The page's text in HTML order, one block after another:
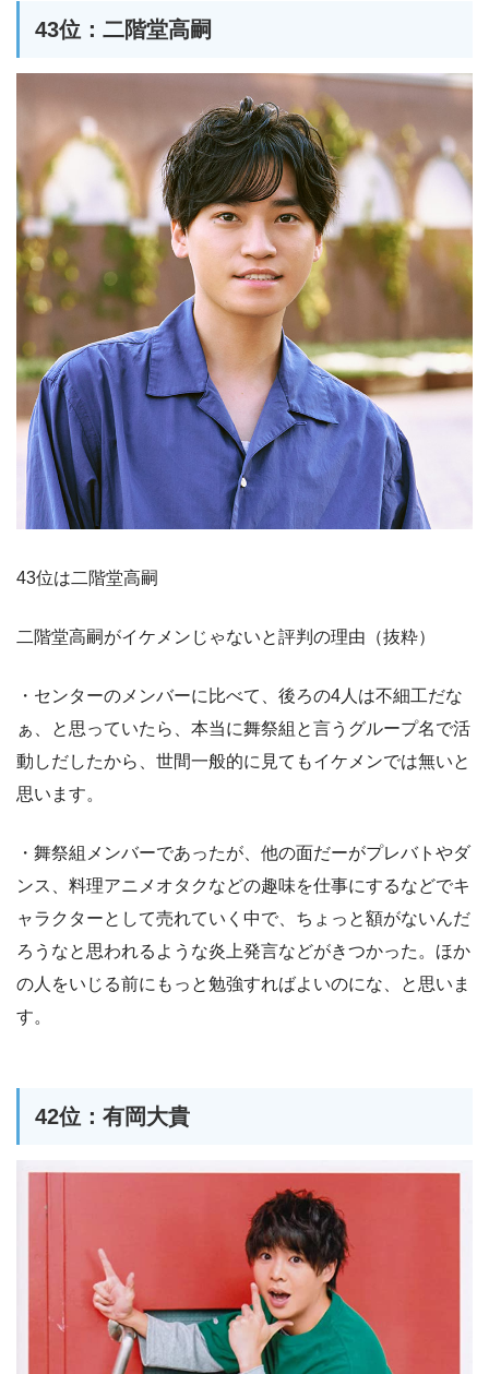
43位：二階堂高嗣
43位は二階堂高嗣
二階堂高嗣がイケメンじゃないと評判の理由（抜粋）
・センターのメンバーに比べて、後ろの4人は不細工だな
ぁ、と思っていたら、本当に舞祭組と言うグループ名で活
動しだしたから、世間一般的に見てもイケメンでは無いと
思います。
・舞祭組メンバーであったが、他の面だーがプレバトやダ
ンス、料理アニメオタクなどの趣味を仕事にするなどでキ
ャラクターとして売れていく中で、ちょっと額がないんだ
ろうなと思われるような炎上発言などがきつかった。ほか
の人をいじる前にもっと勉強すればよいのにな、と思いま
す。
42位：有岡大貴